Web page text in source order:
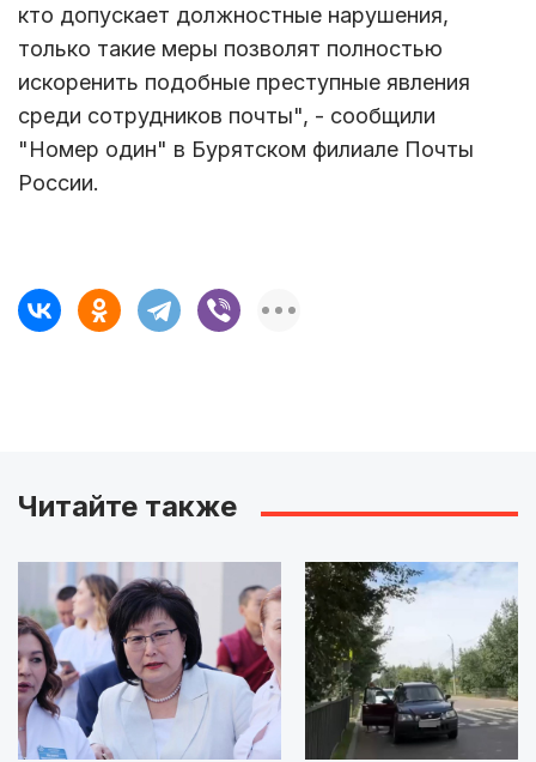
кто допускает должностные нарушения,
только такие меры позволят полностью
искоренить подобные преступные явления
среди сотрудников почты", - сообщили
"Номер один" в Бурятском филиале Почты
России.
Читайте также